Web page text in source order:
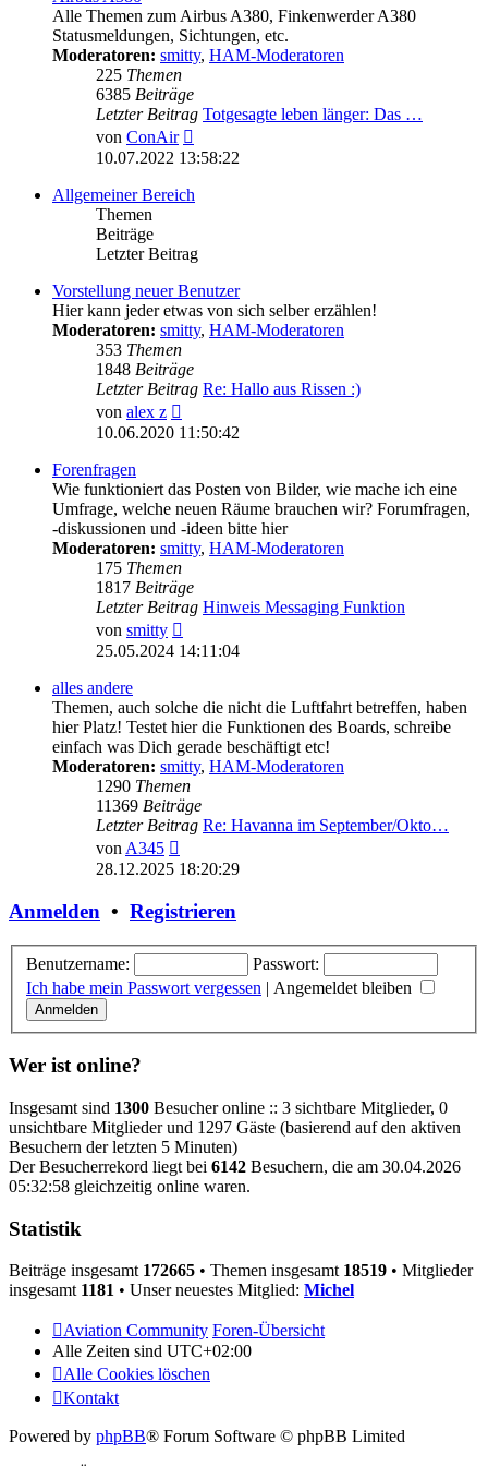
Alle Themen zum Airbus A380, Finkenwerder A380
Statusmeldungen, Sichtungen, etc.
Moderatoren: smitty, HAM-Moderatoren
225 Themen
6385 Beiträge
Letzter Beitrag Totgesagte leben länger: Das …
von ConAir
Beitrag
10.07.2022 13:58:22
Allgemeiner Bereich
Themen
Beiträge
Letzter Beitrag
Vorstellung neuer Benutzer
Hier kann jeder etwas von sich selber erzählen!
Moderatoren: smitty, HAM-Moderatoren
353 Themen
1848 Beiträge
Letzter Beitrag Re: Hallo aus Rissen :)
von alex z
Beitrag
10.06.2020 11:50:42
Forenfragen
Wie funktioniert das Posten von Bilder, wie mache ich eine
Umfrage, welche neuen Räume brauchen wir? Forumfragen,
-diskussionen und -ideen bitte hier
Moderatoren: smitty, HAM-Moderatoren
175 Themen
1817 Beiträge
Letzter Beitrag Hinweis Messaging Funktion
von smitty
Beitrag
25.05.2024 14:11:04
alles andere
Themen, auch solche die nicht die Luftfahrt betreffen, haben
hier Platz! Testet hier die Funktionen des Boards, schreibe
einfach was Dich gerade beschäftigt etc!
Moderatoren: smitty, HAM-Moderatoren
1290 Themen
11369 Beiträge
Letzter Beitrag Re: Havanna im September/Okto…
vonA345
Beitrag
28.12.2025 18:20:29
Anmelden • Registrieren
Benutzername:
Passwort:
Ich habe mein Passwort vergessen | Angemeldet bleiben
Wer ist online?
Insgesamt sind 1300 Besucher online :: 3 sichtbare Mitglieder, 0
unsichtbare Mitglieder und 1297 Gäste (basierend auf den aktiven
Besuchern der letzten 5 Minuten)
Der Besucherrekord liegt bei 6142 Besuchern, die am 30.04.2026
05:32:58 gleichzeitig online waren.
Statistik
Beiträge insgesamt 172665 • Themen insgesamt 18519 • Mitglieder
insgesamt 1181 • Unser neuestes Mitglied: Michel
Aviation Community Foren-Übersicht
Alle Zeiten sind UTC+02:00
Alle Cookies löschen
Kontakt
Powered by phpBB® Forum Software © phpBB Limited